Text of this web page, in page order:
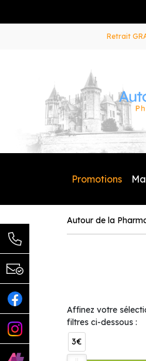
Retrait
Promotions
Autour de la
Affinez votre
filtres ci-dessous :
3€